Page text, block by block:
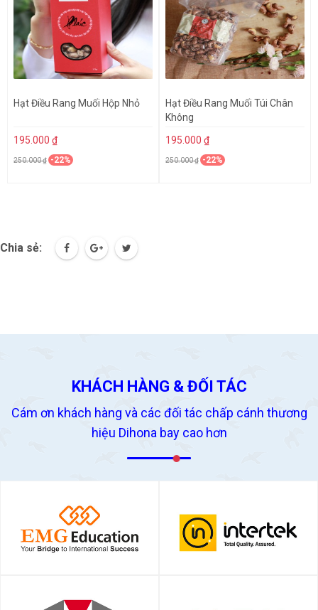
Hạt Điều Rang Muối Hộp Nhỏ
195.000 ₫
250.000 ₫ -22%
Hạt Điều Rang Muối Túi Chân
Không
195.000 ₫
250.000 ₫ -22%
Chia sẻ:
KHÁCH HÀNG & ĐỐI TÁC
Cám ơn khách hàng và các đối tác chấp cánh thương
hiệu Dihona bay cao hơn